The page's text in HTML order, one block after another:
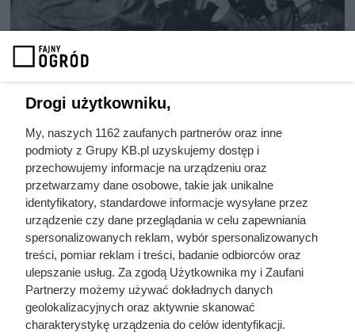
Doprowadził do śmierci większej
liczby ludzi niż Hitler i Stalin
razem wzięci. Mimo to czczą go
jako bohatera
Drogi użytkowniku,
My, naszych 1162 zaufanych partnerów oraz inne
podmioty z Grupy KB.pl uzyskujemy dostęp i
przechowujemy informacje na urządzeniu oraz
przetwarzamy dane osobowe, takie jak unikalne
identyfikatory, standardowe informacje wysyłane przez
urządzenie czy dane przeglądania w celu zapewniania
spersonalizowanych reklam, wybór spersonalizowanych
treści, pomiar reklam i treści, badanie odbiorców oraz
ulepszanie usług. Za zgodą Użytkownika my i Zaufani
Partnerzy możemy używać dokładnych danych
geolokalizacyjnych oraz aktywnie skanować
charakterystykę urządzenia do celów identyfikacji.